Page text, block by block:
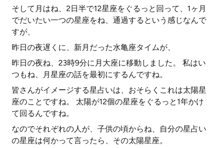
そして月はね、2日半で12星座をぐるっと回って、1ヶ月
でだいたい一つの星座をね、通過するという感じなんで
すが、
昨日の夜遅くに、新月だった水亀座タイムが、
昨日の夜ね、23時9分に月大座に移動しました。 私はい
つもね、月星座の話を最初にするんですね。
皆さんがイメージする星占いは、おそらくこれは太陽星
座のことですね。 太陽が12個の星座をぐるっと1年かけ
て回るんですね。
なのでそれぞれの人が、子供の頃からね、自分の星占い
の星座は何かって言ったら、その太陽星座。